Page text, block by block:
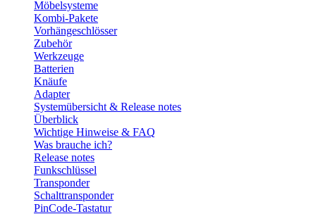
Möbelsysteme
Kombi-Pakete
Vorhängeschlösser
Zubehör
Werkzeuge
Batterien
Knäufe
Adapter
Systemübersicht & Release notes
Überblick
Wichtige Hinweise & FAQ
Was brauche ich?
Release notes
Funkschlüssel
Transponder
Schalttransponder
PinCode-Tastatur